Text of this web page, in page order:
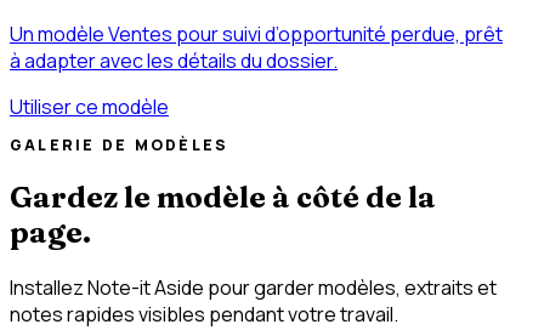
Un modèle Ventes pour suivi d’opportunité perdue, prêt
à adapter avec les détails du dossier.
Utiliser ce modèle
GALERIE DE MODÈLES
Gardez le modèle à côté de la
page.
Installez Note-it Aside pour garder modèles, extraits et
notes rapides visibles pendant votre travail.